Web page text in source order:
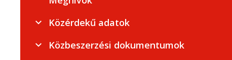
Közérdekű adatok
Közbeszerzési dokumentumok